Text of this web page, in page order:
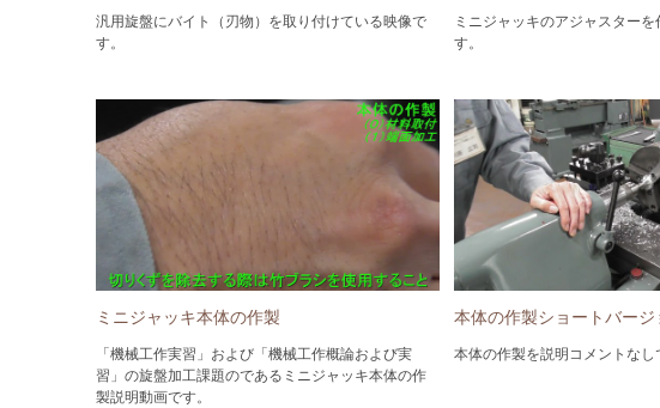
汎用旋盤にバイト（刃物）を取り付けている映像で
す。
ミニジャッキのアジャスター
す。
ミニジャッキ本体の作製
「機械工作実習」および「機械工作概論および実
習」の旋盤加工課題のであるミニジャッキ本体の作
製説明動画です。
本体の作製ショートバージ
本体の作製を説明コメントなし